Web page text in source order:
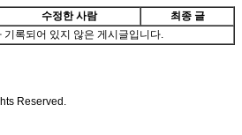
수정한 사람
최종 글
기록되어 있지 않은 게시글입니다.
Reserved.